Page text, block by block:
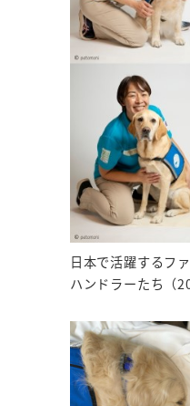
日本で活躍するフ
ハンドラーたち（